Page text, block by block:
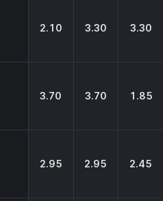
2.10 3.30 3.30
3.70 3.70 1.85
2.95 2.95 2.45